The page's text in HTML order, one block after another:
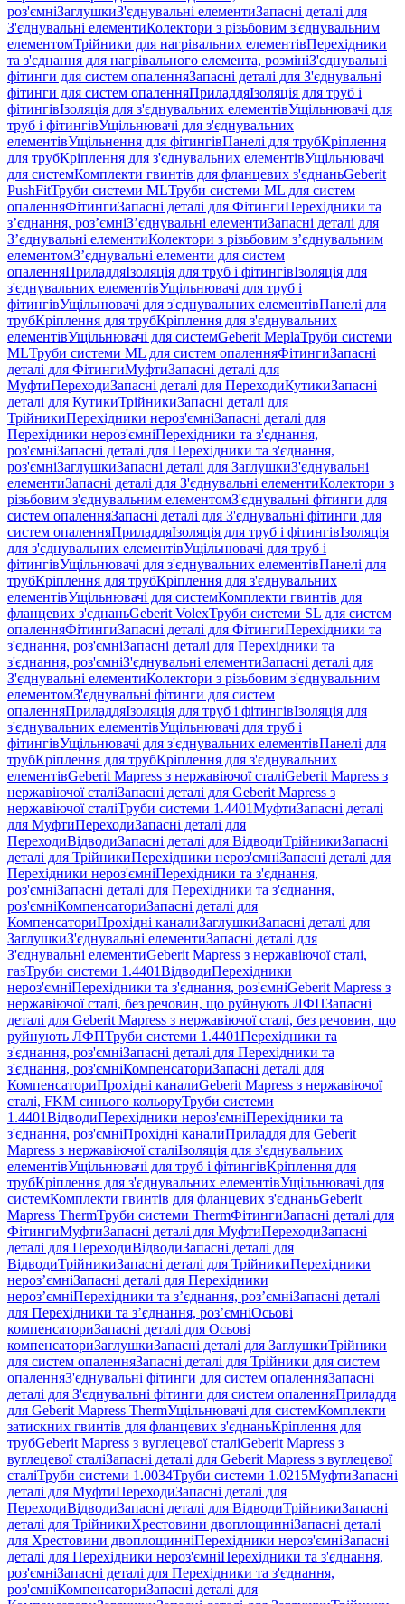
роз'ємніЗаглушкиЗ'єднувальні елементиЗапасні деталі для
З'єднувальні елементиКолектори з різьбовим з'єднувальним
елементомТрійники для нагрівальних елементівПерехідники
та з'єднання для нагрівального елемента, розмініЗ'єднувальні
фітинги для систем опаленняЗапасні деталі для З'єднувальні
фітинги для систем опаленняПриладдяІзоляція для труб і
фітингівІзоляція для з'єднувальних елементівУщільнювачі для
труб і фітингівУщільнювачі для з'єднувальних
елементівУщільнення для фітингівПанелі для трубКріплення
для трубКріплення для з'єднувальних елементівУщільнювачі
для системКомплекти гвинтів для фланцевих з'єднаньGeberit
PushFitТруби системи MLТруби системи ML для систем
опаленняФітингиЗапасні деталі для ФітингиПерехідники та
з’єднання, роз’ємніЗ’єднувальні елементиЗапасні деталі для
З’єднувальні елементиКолектори з різьбовим з’єднувальним
елементомЗ’єднувальні елементи для систем
опаленняПриладдяІзоляція для труб і фітингівІзоляція для
з'єднувальних елементівУщільнювачі для труб і
фітингівУщільнювачі для з'єднувальних елементівПанелі для
трубКріплення для трубКріплення для з'єднувальних
елементівУщільнювачі для системGeberit MeplaТруби системи
MLТруби системи ML для систем опаленняФітингиЗапасні
деталі для ФітингиМуфтиЗапасні деталі для
МуфтиПереходиЗапасні деталі для ПереходиКутикиЗапасні
деталі для КутикиТрійникиЗапасні деталі для
ТрійникиПерехідники нероз'ємніЗапасні деталі для
Перехідники нероз'ємніПерехідники та з'єднання,
роз'ємніЗапасні деталі для Перехідники та з'єднання,
роз'ємніЗаглушкиЗапасні деталі для ЗаглушкиЗ'єднувальні
елементиЗапасні деталі для З'єднувальні елементиКолектори з
різьбовим з'єднувальним елементомЗ'єднувальні фітинги для
систем опаленняЗапасні деталі для З'єднувальні фітинги для
систем опаленняПриладдяІзоляція для труб і фітингівІзоляція
для з'єднувальних елементівУщільнювачі для труб і
фітингівУщільнювачі для з'єднувальних елементівПанелі для
трубКріплення для трубКріплення для з'єднувальних
елементівУщільнювачі для системКомплекти гвинтів для
фланцевих з'єднаньGeberit VolexТруби системи SL для систем
опаленняФітингиЗапасні деталі для ФітингиПерехідники та
з'єднання, роз'ємніЗапасні деталі для Перехідники та
з'єднання, роз'ємніЗ'єднувальні елементиЗапасні деталі для
З'єднувальні елементиКолектори з різьбовим з'єднувальним
елементомЗ'єднувальні фітинги для систем
опаленняПриладдяІзоляція для труб і фітингівІзоляція для
з'єднувальних елементівУщільнювачі для труб і
фітингівУщільнювачі для з'єднувальних елементівПанелі для
трубКріплення для трубКріплення для з'єднувальних
елементівGeberit Mapress з нержавіючої сталіGeberit Mapress з
нержавіючої сталіЗапасні деталі для Geberit Mapress з
нержавіючої сталіТруби системи 1.4401МуфтиЗапасні деталі
для МуфтиПереходиЗапасні деталі для
ПереходиВідводиЗапасні деталі для ВідводиТрійникиЗапасні
деталі для ТрійникиПерехідники нероз'ємніЗапасні деталі для
Перехідники нероз'ємніПерехідники та з'єднання,
роз'ємніЗапасні деталі для Перехідники та з'єднання,
роз'ємніКомпенсаториЗапасні деталі для
КомпенсаториПрохідні каналиЗаглушкиЗапасні деталі для
ЗаглушкиЗ'єднувальні елементиЗапасні деталі для
З'єднувальні елементиGeberit Mapress з нержавіючої сталі,
газТруби системи 1.4401ВідводиПерехідники
нероз'ємніПерехідники та з'єднання, роз'ємніGeberit Mapress з
нержавіючої сталі, без речовин, що руйнують ЛФПЗапасні
деталі для Geberit Mapress з нержавіючої сталі, без речовин, що
руйнують ЛФПТруби системи 1.4401Перехідники та
з'єднання, роз'ємніЗапасні деталі для Перехідники та
з'єднання, роз'ємніКомпенсаториЗапасні деталі для
КомпенсаториПрохідні каналиGeberit Mapress з нержавіючої
сталі, FKM синього кольоруТруби системи
1.4401ВідводиПерехідники нероз'ємніПерехідники та
з'єднання, роз'ємніПрохідні каналиПриладдя для Geberit
Mapress з нержавіючої сталіІзоляція для з'єднувальних
елементівУщільнювачі для труб і фітингівКріплення для
трубКріплення для з'єднувальних елементівУщільнювачі для
системКомплекти гвинтів для фланцевих з'єднаньGeberit
Mapress ThermТруби системи ThermФітингиЗапасні деталі для
ФітингиМуфтиЗапасні деталі для МуфтиПереходиЗапасні
деталі для ПереходиВідводиЗапасні деталі для
ВідводиТрійникиЗапасні деталі для ТрійникиПерехідники
нероз’ємніЗапасні деталі для Перехідники
нероз’ємніПерехідники та з’єднання, роз’ємніЗапасні деталі
для Перехідники та з’єднання, роз’ємніОсьові
компенсаториЗапасні деталі для Осьові
компенсаториЗаглушкиЗапасні деталі для ЗаглушкиТрійники
для систем опаленняЗапасні деталі для Трійники для систем
опаленняЗ'єднувальні фітинги для систем опаленняЗапасні
деталі для З'єднувальні фітинги для систем опаленняПриладдя
для Geberit Mapress ThermУщільнювачі для системКомплекти
затискних гвинтів для фланцевих з'єднаньКріплення для
трубGeberit Mapress з вуглецевої сталіGeberit Mapress з
вуглецевої сталіЗапасні деталі для Geberit Mapress з вуглецевої
сталіТруби системи 1.0034Труби системи 1.0215МуфтиЗапасні
деталі для МуфтиПереходиЗапасні деталі для
ПереходиВідводиЗапасні деталі для ВідводиТрійникиЗапасні
деталі для ТрійникиХрестовини двоплощинніЗапасні деталі
для Хрестовини двоплощинніПерехідники нероз'ємніЗапасні
деталі для Перехідники нероз'ємніПерехідники та з'єднання,
роз'ємніЗапасні деталі для Перехідники та з'єднання,
роз'ємніКомпенсаториЗапасні деталі для